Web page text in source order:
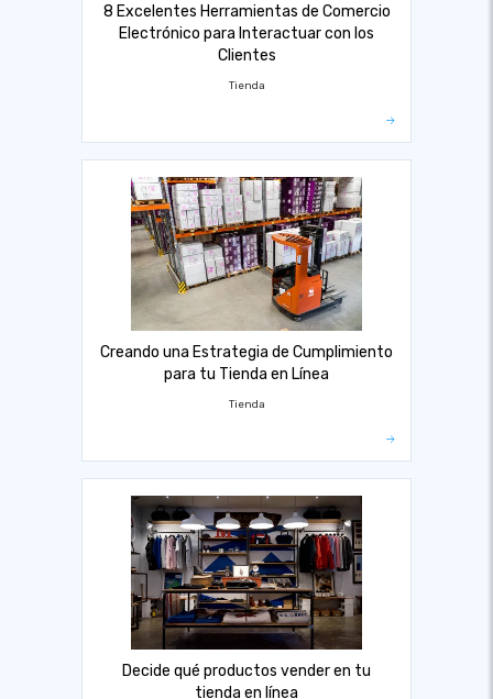
8 Excelentes Herramientas de Comercio
Electrónico para Interactuar con los
Clientes
Tienda
Creando una Estrategia de Cumplimiento
para tu Tienda en Línea
Tienda
Decide qué productos vender en tu
tienda en línea